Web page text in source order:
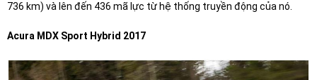
736 km) và lên đến 436 mã lực từ hệ thống truyền động của nó.
Acura MDX Sport Hybrid 2017